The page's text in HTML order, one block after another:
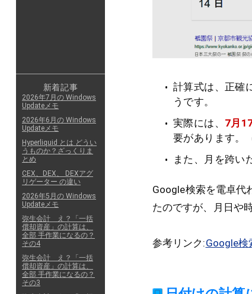
計算式は、正確
うです。
実際には、 7月
要があります。
また、月を跨い
Google検索を電卓代
たのですが、月日や
参考リンク:Google検
新着記事
2026年7月の Windows
Updateメモ
2026年6月の Windows
Updateメモ
Hyperliquid とは どうい
うものか？ざっくりま
とめ
CEX、DEX、 DEXアグ
リゲーター の違い
2026年5月の Windows
Updateメモ
弥生会計 え？「一括
償却資産」の計算は、
全部 手作業になるの？
その4
弥生会計 え？「一括
償却資産」の計算は、
全部 手作業になるの？
その3